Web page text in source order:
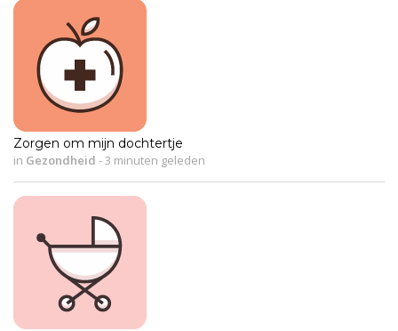
Zorgen om mijn dochtertje
in Gezondheid -3 minuten geleden